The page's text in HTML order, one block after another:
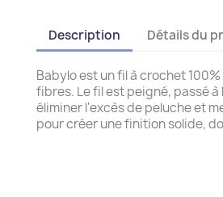
Description Détails du
Babylo est un fil à crochet
fibres. Le fil est peigné, passé à
éliminer l'excès de peluche et
pour créer une finition solide,